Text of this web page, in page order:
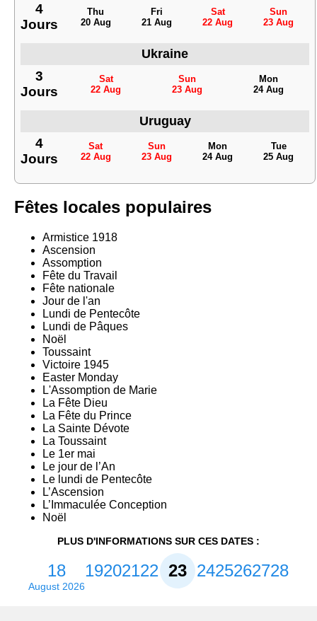
4
Jours
Thu
20 Aug
Fri
21 Aug
Sat
22 Aug
Sun
23 Aug
Ukraine
3
Jours
Sat
22 Aug
Sun
23 Aug
Mon
24 Aug
Uruguay
4
Jours
Sat
22 Aug
Sun
23 Aug
Mon
24 Aug
Tue
25 Aug
Fêtes locales populaires
Armistice 1918
Ascension
Assomption
Fête du Travail
Fête nationale
Jour de l'an
Lundi de Pentecôte
Lundi de Pâques
Noël
Toussaint
Victoire 1945
Easter Monday
L'Assomption de Marie
La Fête Dieu
La Fête du Prince
La Sainte Dévote
La Toussaint
Le 1er mai
Le jour de l’An
Le lundi de Pentecôte
L’Ascension
L’Immaculée Conception
Noël​
PLUS D'INFORMATIONS SUR CES DATES :
18
August 2026
19202122232425262728